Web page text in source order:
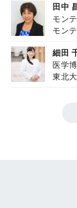
田中
モン
ズハ
モン
細田
医学
東北